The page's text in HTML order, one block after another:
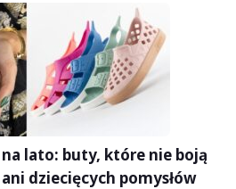
lato: buty, które nie boją
dziecięcych pomysłów